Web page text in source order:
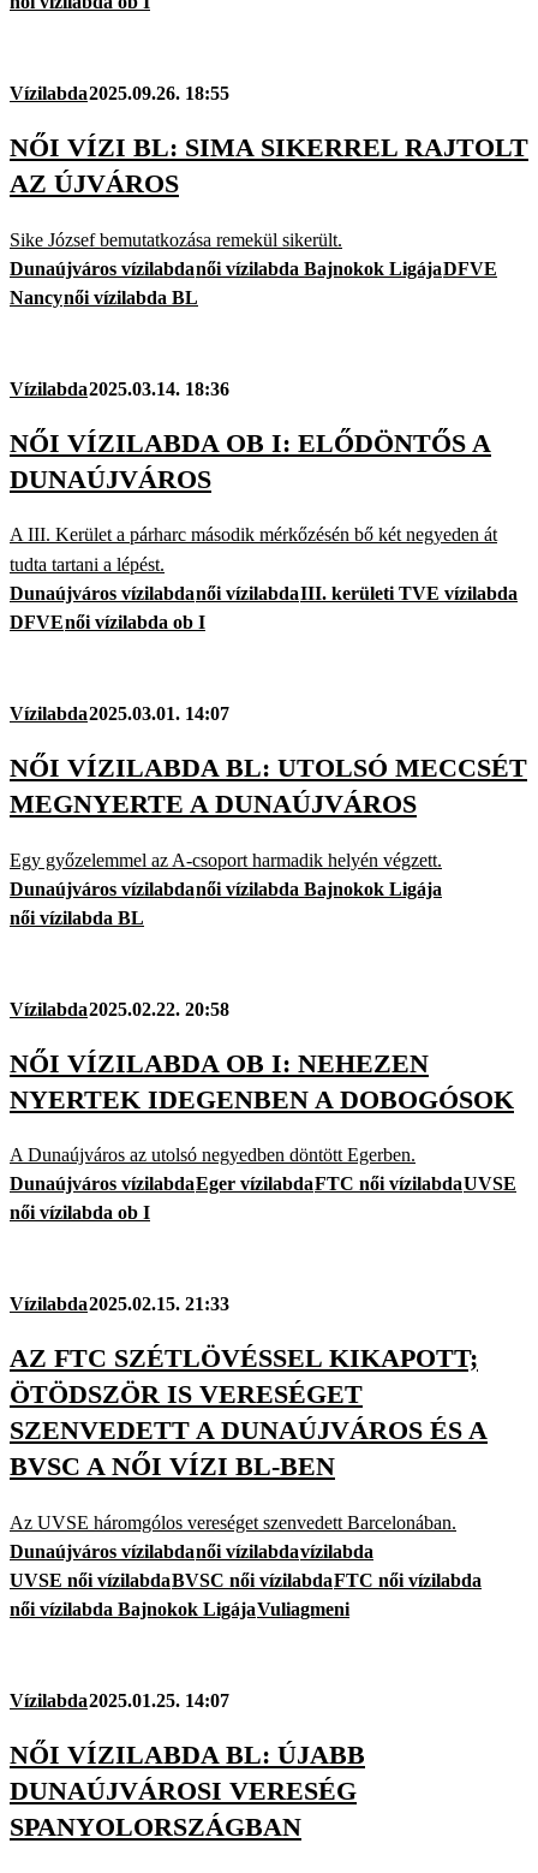
Vízilabda2025.09.26. 18:55
NŐI VÍZI BL: SIMA SIKERREL RAJTOLT
AZ ÚJVÁROS
Sike József bemutatkozása remekül sikerült.
Dunaújváros vízilabdanői vízilabda Bajnokok LigájaDFVE
Nancynői vízilabda BL
Vízilabda2025.03.14. 18:36
NŐI VÍZILABDA OB I: ELŐDÖNTŐS A
DUNAÚJVÁROS
A III. Kerület a párharc második mérkőzésén bő két negyeden át
tudta tartani a lépést.
Dunaújváros vízilabdanői vízilabdaIII. kerületi TVE vízilabda
DFVEnői vízilabda ob I
Vízilabda2025.03.01. 14:07
NŐI VÍZILABDA BL: UTOLSÓ MECCSÉT
MEGNYERTE A DUNAÚJVÁROS
Egy győzelemmel az A-csoport harmadik helyén végzett.
Dunaújváros vízilabdanői vízilabda Bajnokok Ligája
női vízilabda BL
Vízilabda2025.02.22. 20:58
NŐI VÍZILABDA OB I: NEHEZEN
NYERTEK IDEGENBEN A DOBOGÓSOK
A Dunaújváros az utolsó negyedben döntött Egerben.
Dunaújváros vízilabdaEger vízilabdaFTC női vízilabdaUVSE
női vízilabda ob I
Vízilabda2025.02.15. 21:33
AZ FTC SZÉTLÖVÉSSEL KIKAPOTT;
ÖTÖDSZÖR IS VERESÉGET
SZENVEDETT A DUNAÚJVÁROS ÉS A
BVSC A NŐI VÍZI BL-BEN
Az UVSE háromgólos vereséget szenvedett Barcelonában.
Dunaújváros vízilabdanői vízilabdavízilabda
UVSE női vízilabdaBVSC női vízilabdaFTC női vízilabda
női vízilabda Bajnokok LigájaVuliagmeni
Vízilabda2025.01.25. 14:07
NŐI VÍZILABDA BL: ÚJABB
DUNAÚJVÁROSI VERESÉG
SPANYOLORSZÁGBAN